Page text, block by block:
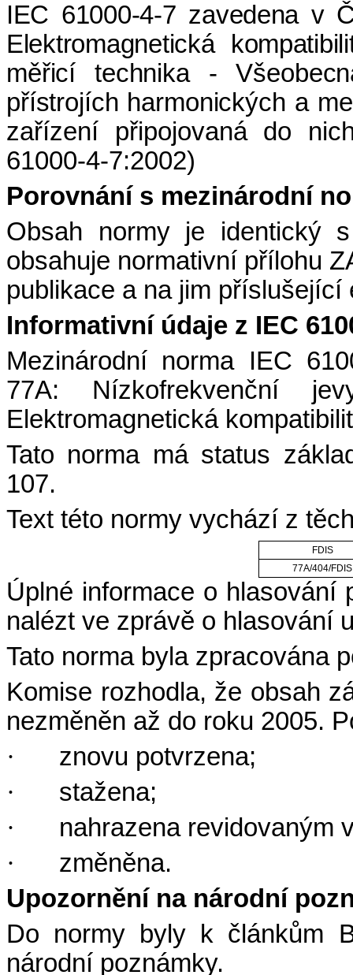
IEC 61000-4-7 zavedena v
Elektromagnetická
měřicí technika -
přístrojích harmonických a
zařízení připojovaná do
61000-4-7:2002)
Porovnání s mezinárodní
Obsah normy je identický
obsahuje normativní přílohu
publikace a na jim příslušející
Informativní údaje z IEC
Mezinárodní norma IEC
77A: Nízkofrekvenční
Elektromagnetická
Tato norma má status
107.
Text této normy vychází z
FDIS
77A/404/FDIS
Úplné informace o hlasování
nalézt ve zprávě o hlasování
Tato norma byla zpracována
Komise rozhodla, že obsah
nezměněn až do roku 2005.
·
znovu potvrzena;
·
stažena;
·
nahrazena revidovaným
·
změněna.
Upozornění na národní
Do normy byly k článkům
národní poznámky.